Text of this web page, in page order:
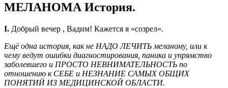
МЕЛАНОМАИстория.
I. Добрый вечер , Вадим! Кажется я «созрел».
Ещё одна история, как не НАДО ЛЕЧИТЬ меланому, или к
чему ведут ошибки диагностирования, паника и упрямство
заболевшего и ПРОСТО НЕВНИМАТЕЛЬНОСТЬ по
отношению к СЕБЕ и НЕЗНАНИЕ САМЫХ ОБЩИХ
ПОНЯТИЙ ИЗ МЕДИЦИНСКОЙ ОБЛАСТИ.